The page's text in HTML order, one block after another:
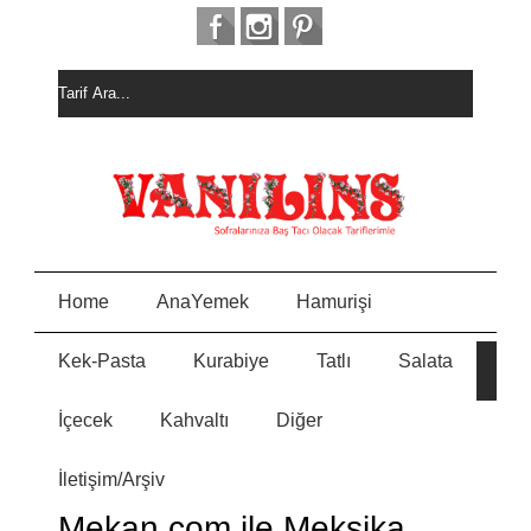
Home AnaYemek Hamurişi
Kek-Pasta Kurabiye Tatlı Salata
İçecek Kahvaltı Diğer
İletişim/Arşiv
HURM